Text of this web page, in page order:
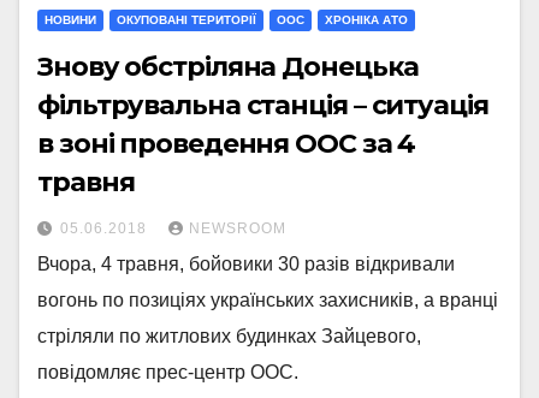
НОВИНИ ОКУПОВАНІ ТЕРИТОРІЇ ООС ХРОНІКА АТО
Знову обстріляна Донецька
фільтрувальна станція – ситуація
в зоні проведення ООС за 4
травня
05.06.2018 NEWSROOM
Вчора, 4 травня, бойовики 30 разів відкривали
вогонь по позиціях українських захисників, а вранці
стріляли по житлових будинках Зайцевого,
повідомляє прес-центр ООС.